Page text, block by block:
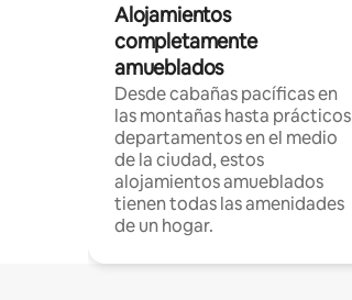
Alojamientos
completamente
amueblados
Desde cabañas pacíficas en
las montañas hasta prácticos
departamentos en el medio
de la ciudad, estos
alojamientos amueblados
tienen todas las amenidades
de un hogar.